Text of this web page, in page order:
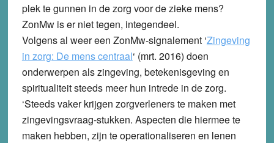
plek te gunnen in de zorg voor de zieke mens?
ZonMw is er niet tegen, integendeel.
Volgens al weer een ZonMw-signalement ‘Zingeving
in zorg: De mens centraal‘ (mrt. 2016) doen
onderwerpen als zingeving, betekenisgeving en
spiritualiteit steeds meer hun intrede in de zorg.
‘Steeds vaker krijgen zorgverleners te maken met
zingevingsvraag-stukken. Aspecten die hiermee te
maken hebben, zijn te operationaliseren en lenen